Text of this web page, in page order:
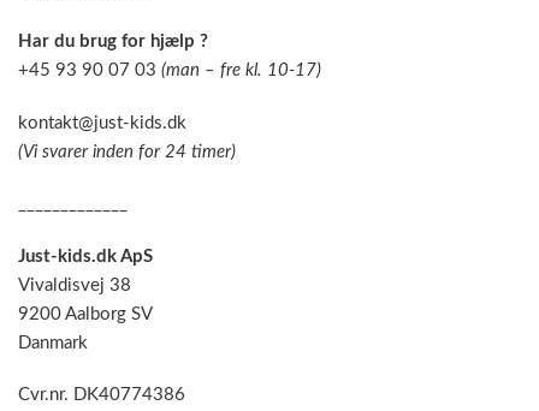
Har du brug for hjælp ?
+45 93 90 07 03 (man – fre kl. 10-17)
kontakt@just-kids.dk
(Vi svarer inden for 24 timer)
Just-kids.dk ApS
Vivaldisvej 38
9200 Aalborg SV
Danmark
Cvr.nr. DK40774386